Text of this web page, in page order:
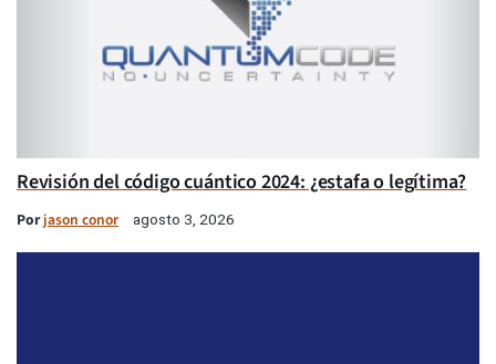
Revisión del código cuántico 2024: ¿estafa o legítima?
Porjason conor agosto 3, 2026